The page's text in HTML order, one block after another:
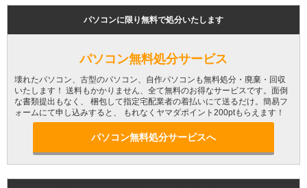
パソコンに限り無料で処分いたします
パソコン無料処分サービス
壊れたパソコン、古型のパソコン、自作パソコンも無料処分・廃棄・回収
いたします！ 送料もかかりません、全て無料のお得なサービスです。面倒
な書類提出もなく、 梱包して指定宅配業者の着払いにて送るだけ。簡易フ
ォームにて申し込みすると、 もれなくヤマダポイント200ptもらえます！
パソコン無料処分サービスへ